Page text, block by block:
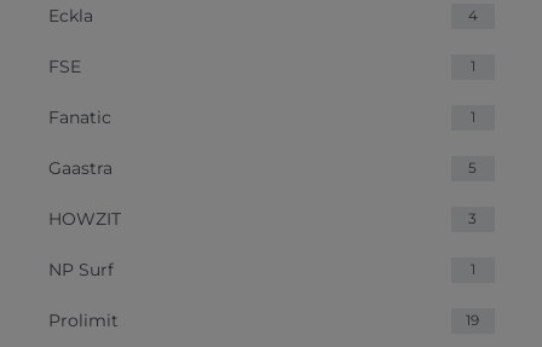
Eckla 4
FSE 1
Fanatic 1
Gaastra 5
HOWZIT 3
NP Surf 1
Prolimit 19